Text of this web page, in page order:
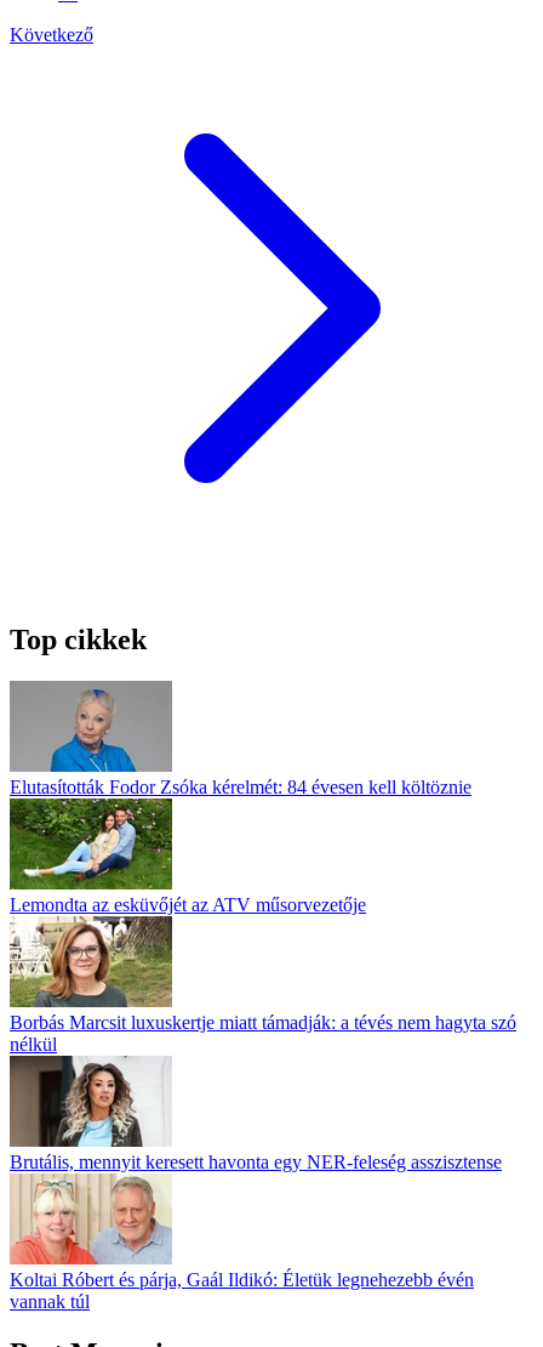
Következő
Top cikkek
Elutasították Fodor Zsóka kérelmét: 84 évesen kell költöznie
Lemondta az esküvőjét az ATV műsorvezetője
Borbás Marcsit luxuskertje miatt támadják: a tévés nem hagyta szó
nélkül
Brutális, mennyit keresett havonta egy NER-feleség asszisztense
Koltai Róbert és párja, Gaál Ildikó: Életük legnehezebb évén
vannak túl